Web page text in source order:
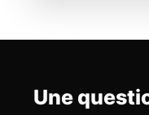
Une